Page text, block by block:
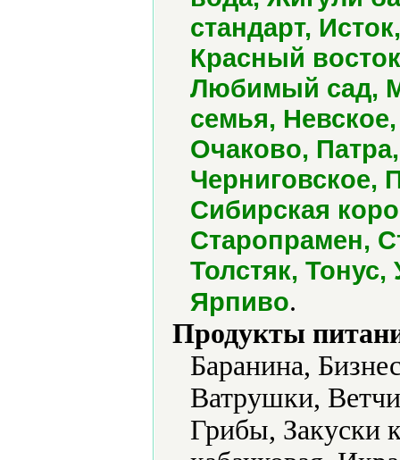
стандарт,
Красный
Любимый сад,
семья,
Очаково,
Черниговское,
Сибирская
Старопрамен,
Толстяк,
Ярпиво.
Продукты
Баранина,
Ватрушки,
Грибы, Закуски